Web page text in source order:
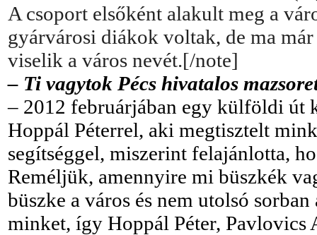
A csoport elsőként alakult meg a
gyárvárosi diákok voltak, de ma
viselik a város nevét.[/note]
– Ti vagytok Pécs hivatalos
– 2012 februárjában egy külföldi út
Hoppál Péterrel, aki megtisztelt
segítséggel, miszerint felajánlotta,
Reméljük, amennyire mi büszkék
büszke a város és nem utolsó
minket, így Hoppál Péter,